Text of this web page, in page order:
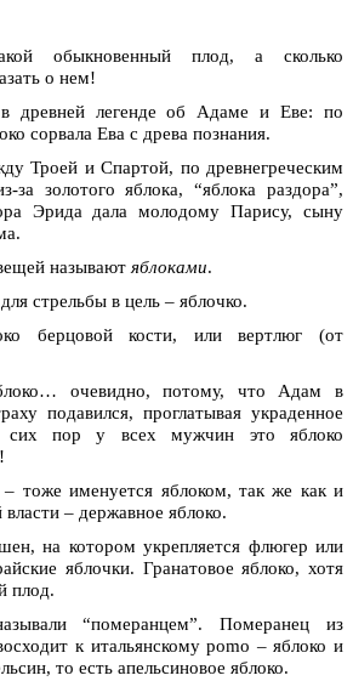
обыкновенный плод, а сколько
о нем!
в древней легенде об Адаме и Еве: по
сорвала Ева с древа познания.
Троей и Спартой, по древнегреческим
за золотого яблока, “яблока раздора”,
Эрида дала молодому Парису, сыну
называют яблоками.
стрельбы в цель – яблочко.
берцовой кости, или вертлюг (от
очевидно, потому, что Адам в
подавился, проглатывая украденное
пор у всех мужчин это яблоко
тоже именуется яблоком, так же как и
– державное яблоко.
на котором укрепляется флюгер или
яблочки. Гранатовое яблоко, хотя
плод.
“померанцем”. Померанец из
к итальянскому pomo – яблоко и
то есть апельсиновое яблоко.